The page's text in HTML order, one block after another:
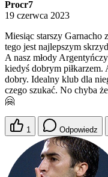
Procr7
19 czerwca 2023
Miesiąc starszy Garnacho
tego jest najlepszym
A nasz młody
kiedyś dobrym
dobry. Idealny klub dla
czego szukać. No chyba
🤗
1 Odpowiedz